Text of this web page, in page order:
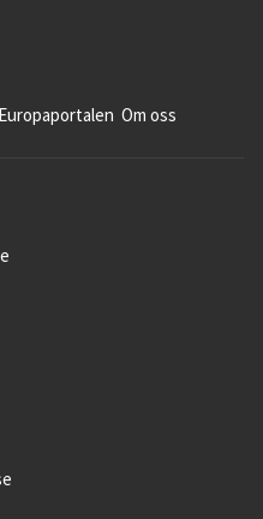
Om oss